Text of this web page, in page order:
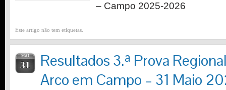
– Campo 2025-2026
Este artigo não tem etiquetas.
MAI
31
Resultados 3.ª Prova
Arco em Campo – 31 Maio